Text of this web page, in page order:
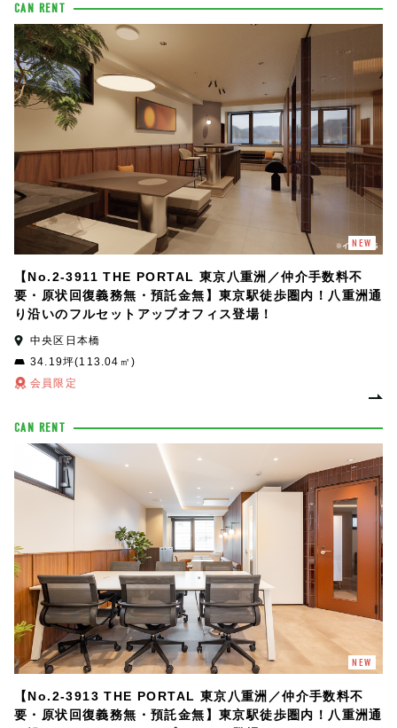
CAN RENT
NEW
【No.2-3911 THE PORTAL 東京八重洲／仲介手数料不
要・原状回復義務無・預託金無】東京駅徒歩圏内！八重洲通
り沿いのフルセットアップオフィス登場！
中央区日本橋
34.19坪(113.04㎡)
会員限定
CAN RENT
NEW
【No.2-3913 THE PORTAL 東京八重洲／仲介手数料不
要・原状回復義務無・預託金無】東京駅徒歩圏内！八重洲通